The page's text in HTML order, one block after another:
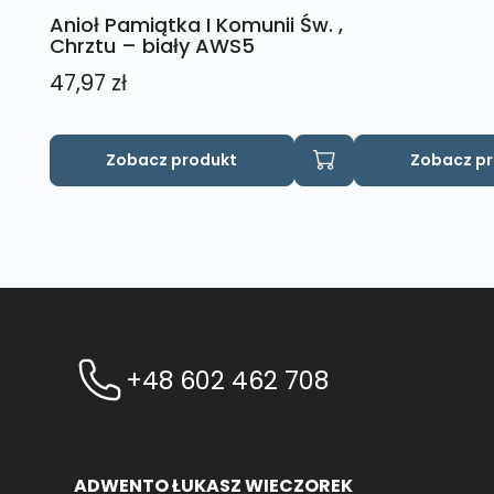
Anioł Pamiątka I Komunii Św. ,
Chrztu – biały AWS5
47,97 zł
Zobacz produkt Zobacz
Ten
produkt
Opcje
+48 602 462 708
ADWENTO ŁUKASZ WIECZOREK